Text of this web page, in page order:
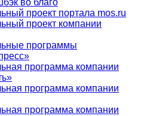
во благо
проект портала mos.ru
проект компании
программы
программа компании
программа компании
программа компании